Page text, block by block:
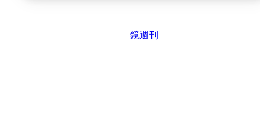
鏡週刊